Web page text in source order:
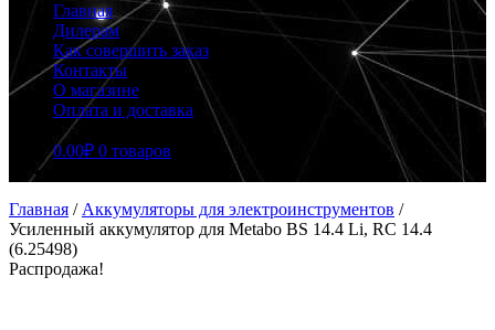
Главная
Дилерам
Как совершить заказ
Контакты
О магазине
Оплата и доставка
0.00₽ 0 товаров
Главная / Аккумуляторы для электроинструментов /
Усиленный аккумулятор для Metabo BS 14.4 Li, RC 14.4
(6.25498)
Распродажа!